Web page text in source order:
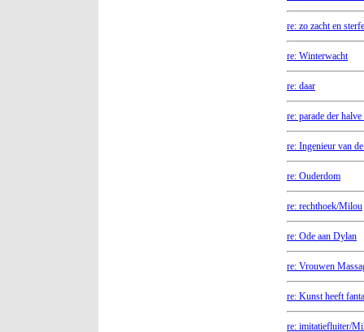
re: zo zacht en
re: Winterwacht
re: daar
re: parade der
re: Ingenieur van
re: Ouderdom
re: rechthoek/Milou
re: Ode aan Dylan
re: Vrouwen
re: Kunst heeft
re: imitatiefluiter/